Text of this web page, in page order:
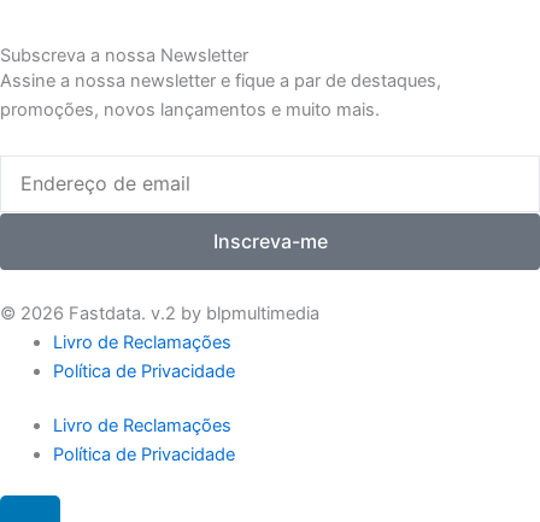
Subscreva a nossa Newsletter
Assine a nossa newsletter e fique a par de destaques,
promoções, novos lançamentos e muito mais.
Inscreva-me
© 2026 Fastdata. v.2 by blpmultimedia
Livro de Reclamações
Política de Privacidade
Livro de Reclamações
Política de Privacidade